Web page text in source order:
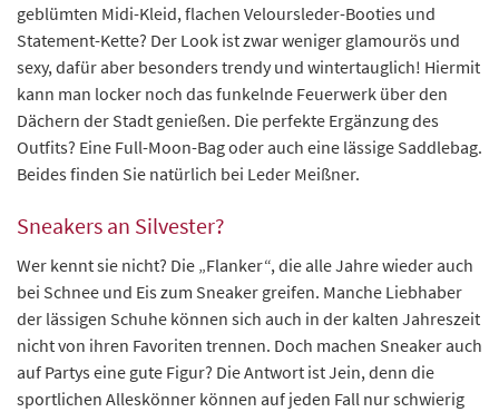
geblümten Midi-Kleid, flachen Veloursleder-Booties und
Statement-Kette? Der Look ist zwar weniger glamourös und
sexy, dafür aber besonders trendy und wintertauglich! Hiermit
kann man locker noch das funkelnde Feuerwerk über den
Dächern der Stadt genießen. Die perfekte Ergänzung des
Outfits? Eine Full-Moon-Bag oder auch eine lässige Saddlebag.
Beides finden Sie natürlich bei Leder Meißner.
Sneakers an Silvester?
Wer kennt sie nicht? Die „Flanker“, die alle Jahre wieder auch
bei Schnee und Eis zum Sneaker greifen. Manche Liebhaber
der lässigen Schuhe können sich auch in der kalten Jahreszeit
nicht von ihren Favoriten trennen. Doch machen Sneaker auch
auf Partys eine gute Figur? Die Antwort ist Jein, denn die
sportlichen Alleskönner können auf jeden Fall nur schwierig